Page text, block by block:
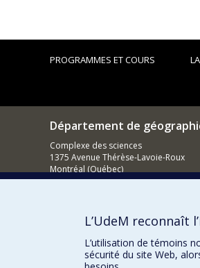
PROGRAMMES ET COURS
Département de
Complexe des sciences
1375 Avenue Thérèse-Lavoie-Roux
Montréal (Québec)
H2V 0B3
L’UdeM reconnaît
L’utilisation de témoins
sécurité du site Web,